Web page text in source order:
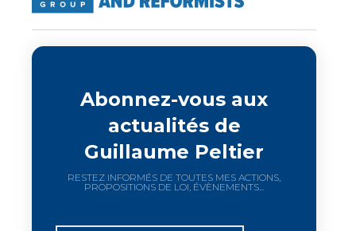
Abonnez-vous aux
actualités de
Guillaume Peltier
RESTEZ INFORMÉS DE TOUTES MES ACTIONS,
PROPOSITIONS DE LOI, ÉVÈNEMENTS...